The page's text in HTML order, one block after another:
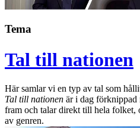
Tema
Tal till nationen
Här samlar vi en typ av tal som
Tal till nationen är i dag förknippad
fram och talar direkt till hela folket,
av genren.